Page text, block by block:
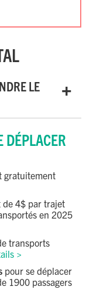
LE
>
DÉPLACER
gratuitement
de 4$ par trajet
en 2025
transports
>
pour se déplacer
1900 passagers